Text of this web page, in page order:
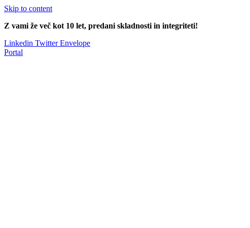
Skip to content
Z vami že več kot 10 let, predani skladnosti in integriteti!
Linkedin Twitter Envelope
Portal